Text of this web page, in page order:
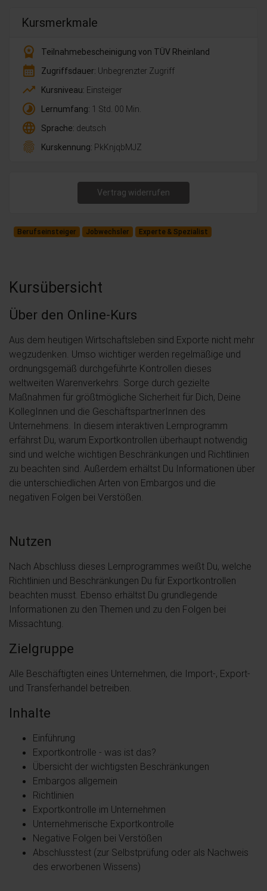
Kursmerkmale
workspace_premium
Teilnahmebescheinigung von TÜV Rheinland
calendar_month Zugriffsdauer: Unbegrenzter Zugriff
trending_up Kursniveau: Einsteiger
timelapse Lernumfang: 1 Std. 00 Min.
language Sprache: deutsch
fingerprint Kurskennung: PkKnjqbMJZ
Vertrag widerrufen
Berufseinsteiger Jobwechsler Experte & Spezialist
Kursübersicht
Über den Online-Kurs
Aus dem heutigen Wirtschaftsleben sind Exporte nicht mehr
wegzudenken. Umso wichtiger werden regelmäßige und
ordnungsgemäß durchgeführte Kontrollen dieses
weltweiten Warenverkehrs. Sorge durch gezielte
Maßnahmen für größtmögliche Sicherheit für Dich, Deine
KollegInnen und die GeschäftspartnerInnen des
Unternehmens. In diesem interaktiven Lernprogramm
erfährst Du, warum Exportkontrollen überhaupt notwendig
sind und welche wichtigen Beschränkungen und Richtlinien
zu beachten sind. Außerdem erhältst Du Informationen über
die unterschiedlichen Arten von Embargos und die
negativen Folgen bei Verstößen.
Nutzen
Nach Abschluss dieses Lernprogrammes weißt Du, welche
Richtlinien und Beschränkungen Du für Exportkontrollen
beachten musst. Ebenso erhältst Du grundlegende
Informationen zu den Themen und zu den Folgen bei
Missachtung.
Zielgruppe
Alle Beschäftigten eines Unternehmen, die Import-, Export-
und Transferhandel betreiben.
Inhalte
Einführung
Exportkontrolle - was ist das?
Übersicht der wichtigsten Beschränkungen
Embargos allgemein
Richtlinien
Exportkontrolle im Unternehmen
Unternehmerische Exportkontrolle
Negative Folgen bei Verstößen
Abschlusstest (zur Selbstprüfung oder als Nachweis
des erworbenen Wissens)